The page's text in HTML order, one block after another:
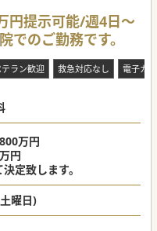
円提示可能/週4日～
でのご勤務です。
ラン歓迎 救急対応なし 電子カ
万円
円
定致します。
曜日)